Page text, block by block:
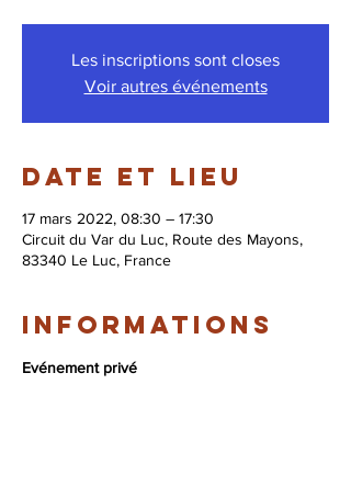
Les inscriptions sont closes
Voir autres événements
Date et lieu
17 mars 2022, 08:30 – 17:30
Circuit du Var du Luc, Route des Mayons,
83340 Le Luc, France
Informations
Evénement privé